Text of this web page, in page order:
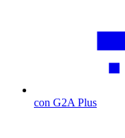
con G2A Plus